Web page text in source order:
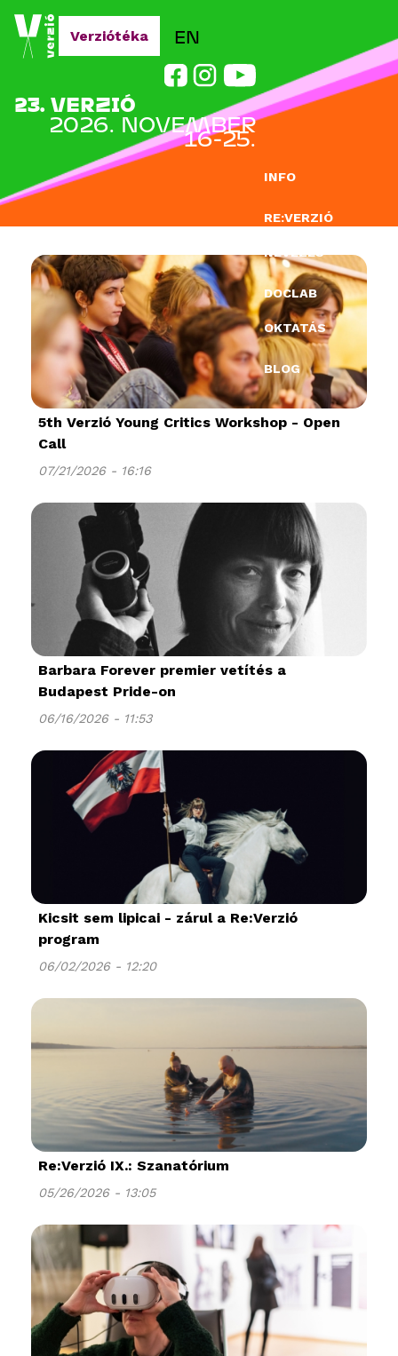
Jump to navigation
INFO
RE:VERZIÓ
NEVEZÉS
DOCLAB
OKTATÁS
BLOG
EN
23. VERZIÓ
2026. NOVEMBER
16-25.
Verziótéka
5th Verzió Young Critics Workshop - Open
Call
07/21/2026 - 16:16
Barbara Forever premier vetítés a
Budapest Pride-on
06/16/2026 - 11:53
Kicsit sem lipicai - zárul a Re:Verzió
program
06/02/2026 - 12:20
Re:Verzió IX.: Szanatórium
05/26/2026 - 13:05